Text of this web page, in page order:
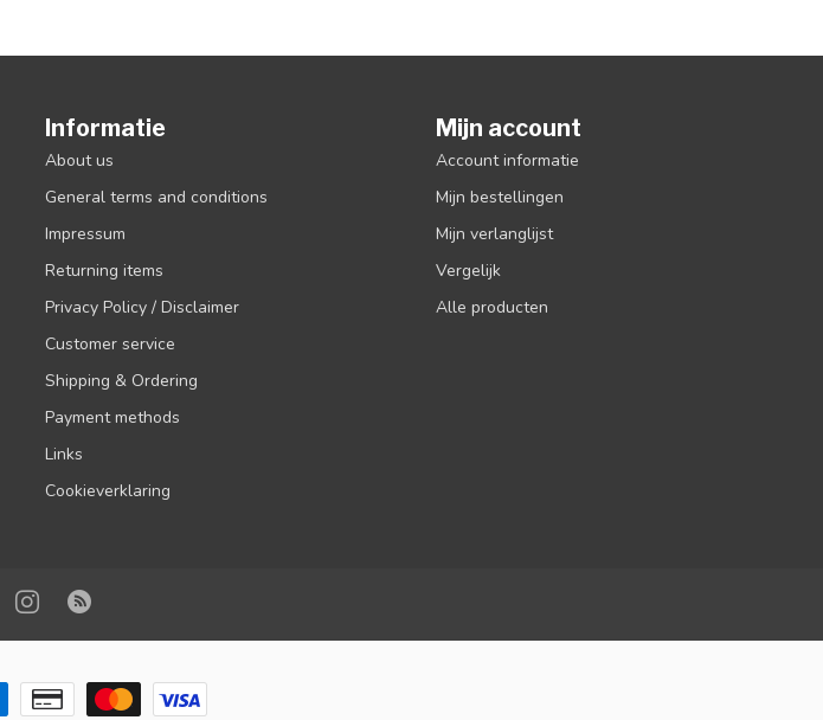
Informatie
About us
General terms and conditions
Impressum
Returning items
Privacy Policy / Disclaimer
Customer service
Shipping & Ordering
Payment methods
Links
Cookieverklaring
Mijn account
Account informatie
Mijn bestellingen
Mijn verlanglijst
Vergelijk
Alle producten